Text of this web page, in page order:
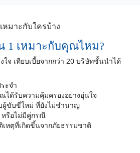
ไม่ได้เอกสารหรือเอกสารข้า : ขอ
ย้ายโบกเกอร์ (เราก็ย้ายจากRabbit
จะไม่สามารถดำเนินการออก
องจากต้องรอให้ทางกรมธรรม์เดิม
ประมาณ 14 วันหลังจากประกันเดิม
รรม์ฉบับจริง (ทั้งนี้คือเราโอนจ่าย
นที่ผ่านจ่ายอาจจะไม่ไม่ได้เลย อยู่ที่
ะหว่าง 14 วันที่รอเอกสาร
อุบัติเหตุสามารถเคลมได้ปกติ เรา
1 เหมาะกับคุณไหม?
ใจ เทียบเบี้ยจากกว่า 20 บริษัทชั้นนำได้
ะจำ
ได้รับความคุ้มครองอย่างอุ่นใจ
ผู้ขับขี่ใหม่ ที่ยังไม่ชำนาญ
หรือไม่มีคู่กรณี
หตุที่เกิดขึ้นจากภัยธรรมชาติ